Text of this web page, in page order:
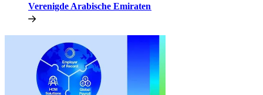
Verenigde Arabische Emiraten​​